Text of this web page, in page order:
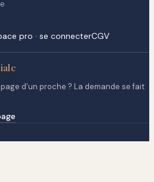
pro · se connecterCGV
d'un proche ? La demande se fait